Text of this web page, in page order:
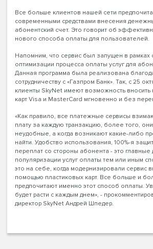
Все больше клиентов нашей сети
современными средствами внесения
абонентский счет. Это говорит об
нового способа оплаты для пользователей.
Напомним, что сервис был запущен в рамках
оптимизации процесса оплаты услуг для
Данная программа была реализована
сотрудничеству с «Газпром Банк». Так, с 25
клиенты SkyNet имеют возможность
карт Visa и MasterCard мгновенно и без
«Как правило, все платежные сервисы
плату за каждую транзакцию, более того,
неудобные, а когда возникают какие-либо
найти. Удобство использования, 100%-я
переплат со стороны абонента - это главные
популяризации услуг оплаты тем или иным
это на себе, когда модернизировали сервис
помощью пластиковых карт. Все больше и
предпочитают именно этот способ оплаты.
будет расти с каждым днем», -
директор SkyNet Андрей Шпедер.